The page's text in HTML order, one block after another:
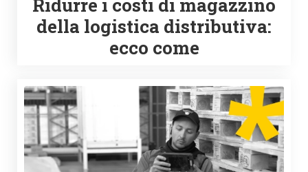
Ridurre i costi di magazzino
della logistica distributiva:
ecco come